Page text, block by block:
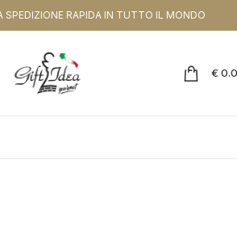
31.08.26
SPEDIZIONE RAPIDA IN TUTTO IL MONDO
€